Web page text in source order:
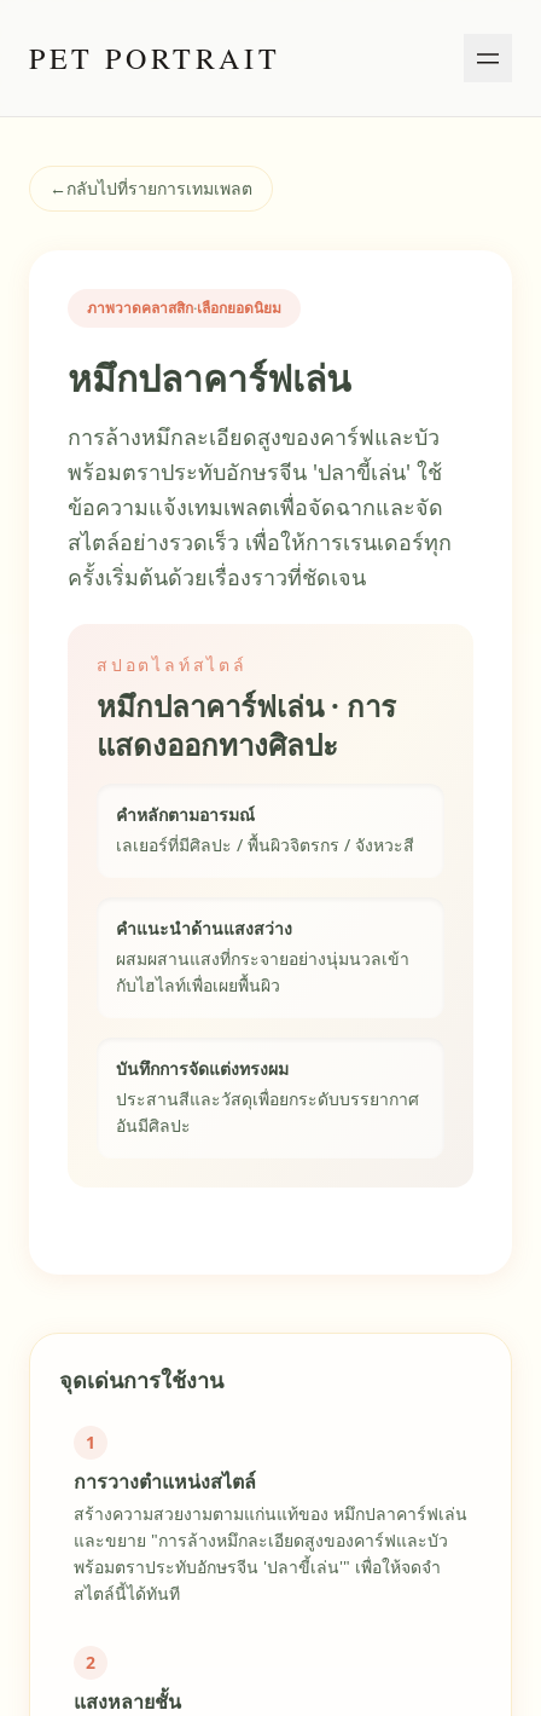
PET PORTRAIT
←กลับไปที่รายการเทมเพลต
ภาพวาดคลาสสิก·เลือกยอดนิยม
หมึกปลาคาร์ฟเล่น
การล้างหมึกละเอียดสูงของคาร์ฟและบัว
พร้อมตราประทับอักษรจีน 'ปลาขี้เล่น' ใช้
ข้อความแจ้งเทมเพลตเพื่อจัดฉากและจัด
สไตล์อย่างรวดเร็ว เพื่อให้การเรนเดอร์ทุก
ครั้งเริ่มต้นด้วยเรื่องราวที่ชัดเจน
สปอตไลท์สไตล์
หมึกปลาคาร์ฟเล่น · การ
แสดงออกทางศิลปะ
คำหลักตามอารมณ์
เลเยอร์ที่มีศิลปะ / พื้นผิวจิตรกร / จังหวะสี
คำแนะนำด้านแสงสว่าง
ผสมผสานแสงที่กระจายอย่างนุ่มนวลเข้า
กับไฮไลท์เพื่อเผยพื้นผิว
บันทึกการจัดแต่งทรงผม
ประสานสีและวัสดุเพื่อยกระดับบรรยากาศ
อันมีศิลปะ
จุดเด่นการใช้งาน
1
การวางตำแหน่งสไตล์
สร้างความสวยงามตามแก่นแท้ของ หมึกปลาคาร์ฟเล่น
และขยาย "การล้างหมึกละเอียดสูงของคาร์ฟและบัว
พร้อมตราประทับอักษรจีน 'ปลาขี้เล่น'" เพื่อให้จดจำ
สไตล์นี้ได้ทันที
2
แสงหลายชั้น